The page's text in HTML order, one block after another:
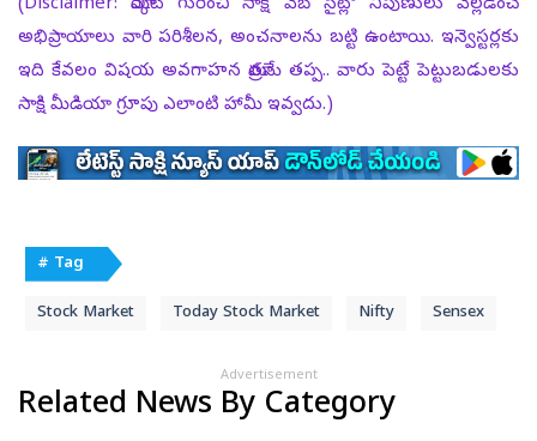
(Disclaimer: మార్కెట్ గురించి సాక్షి వెబ్ సైట్లో నిపుణులు వెల్లడించే
అభిప్రాయాలు వారి పరిశీలన, అంచనాలను బట్టి ఉంటాయి. ఇన్వెస్టర్లకు
ఇది కేవలం విషయ అవగాహన మాత్రమే తప్ప.. వారు పెట్టే పెట్టుబడులకు
సాక్షి మీడియా గ్రూపు ఎలాంటి హామీ ఇవ్వదు.)
# Tag
Stock Market Today Stock Market Nifty Sensex
Advertisement
Related News By Category